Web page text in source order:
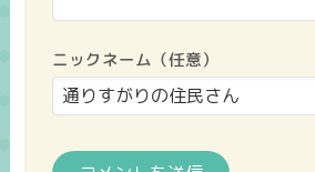
ニックネーム（任意）